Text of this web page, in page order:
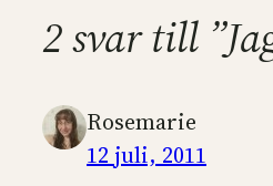
2 svar till
Rosemarie
12 juli, 2011